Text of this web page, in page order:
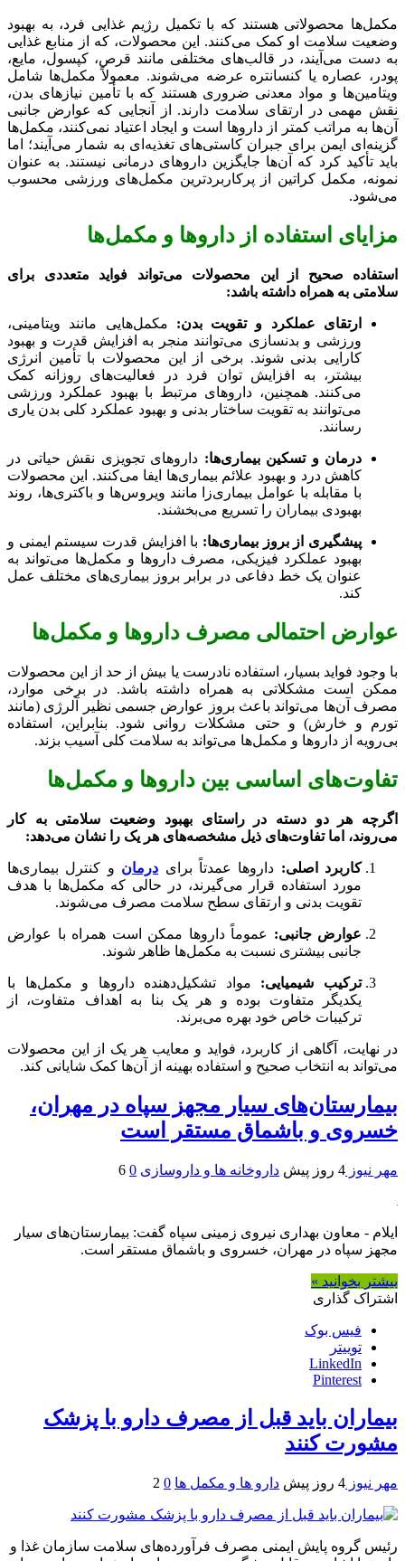
مکمل‌ها محصولاتی هستند که با تکمیل رژیم غذایی فرد، به بهبود
وضعیت سلامت او کمک می‌کنند. این محصولات، که از منابع غذایی
به دست می‌آیند، در قالب‌های مختلفی مانند قرص، کپسول، مایع،
پودر، عصاره یا کنسانتره عرضه می‌شوند. معمولاً مکمل‌ها شامل
ویتامین‌ها و مواد معدنی ضروری هستند که با تأمین نیازهای بدن،
نقش مهمی در ارتقای سلامت دارند. از آنجایی که عوارض جانبی
آن‌ها به مراتب کمتر از داروها است و ایجاد اعتیاد نمی‌کنند، مکمل‌ها
گزینه‌ای ایمن برای جبران کاستی‌های تغذیه‌ای به شمار می‌آیند؛ اما
باید تأکید کرد که آن‌ها جایگزین داروهای درمانی نیستند. به عنوان
نمونه، مکمل کراتین از پرکاربردترین مکمل‌های ورزشی محسوب
می‌شود.
مزایای استفاده از داروها و مکمل‌ها
استفاده صحیح از این محصولات می‌تواند فواید متعددی برای
سلامتی به همراه داشته باشد:
ارتقای عملکرد و تقویت بدن: مکمل‌هایی مانند ویتامینی،
ورزشی و بدنسازی می‌توانند منجر به افزایش قدرت و بهبود
کارایی بدنی شوند. برخی از این محصولات با تأمین انرژی
بیشتر، به افزایش توان فرد در فعالیت‌های روزانه کمک
می‌کنند. همچنین، داروهای مرتبط با بهبود عملکرد ورزشی
می‌توانند به تقویت ساختار بدنی و بهبود عملکرد کلی بدن یاری
رسانند.
درمان و تسکین بیماری‌ها: داروهای تجویزی نقش حیاتی در
کاهش درد و بهبود علائم بیماری‌ها ایفا می‌کنند. این محصولات
با مقابله با عوامل بیماری‌زا مانند ویروس‌ها و باکتری‌ها، روند
بهبودی بیماران را تسریع می‌بخشند.
پیشگیری از بروز بیماری‌ها: با افزایش قدرت سیستم ایمنی و
بهبود عملکرد فیزیکی، مصرف داروها و مکمل‌ها می‌تواند به
عنوان یک خط دفاعی در برابر بروز بیماری‌های مختلف عمل
کند.
عوارض احتمالی مصرف داروها و مکمل‌ها
با وجود فواید بسیار، استفاده نادرست یا بیش از حد از این محصولات
ممکن است مشکلاتی به همراه داشته باشد. در برخی موارد،
مصرف آن‌ها می‌تواند باعث بروز عوارض جسمی نظیر آلرژی (مانند
تورم و خارش) و حتی مشکلات روانی شود. بنابراین، استفاده
بی‌رویه از داروها و مکمل‌ها می‌تواند به سلامت کلی آسیب بزند.
تفاوت‌های اساسی بین داروها و مکمل‌ها
اگرچه هر دو دسته در راستای بهبود وضعیت سلامتی به کار
می‌روند، اما تفاوت‌های ذیل مشخصه‌های هر یک را نشان می‌دهد:
کاربرد اصلی: داروها عمدتاً برای درمان و کنترل بیماری‌ها
مورد استفاده قرار می‌گیرند، در حالی که مکمل‌ها با هدف
تقویت بدنی و ارتقای سطح سلامت مصرف می‌شوند.
عوارض جانبی: عموماً داروها ممکن است همراه با عوارض
جانبی بیشتری نسبت به مکمل‌ها ظاهر شوند.
ترکیب شیمیایی: مواد تشکیل‌دهنده داروها و مکمل‌ها با
یکدیگر متفاوت بوده و هر یک بنا به اهداف متفاوت، از
ترکیبات خاص خود بهره می‌برند.
در نهایت، آگاهی از کاربرد، فواید و معایب هر یک از این محصولات
می‌تواند به انتخاب صحیح و استفاده بهینه از آن‌ها کمک شایانی کند.
بیمارستان‌های سیار مجهز سپاه در مهران،
خسروی و باشماق مستقر است
مهر نیوز 4 روز پیش داروخانه ها و داروسازی 0
6
ایلام - معاون بهداری نیروی زمینی سپاه گفت: بیمارستان‌های سیار
مجهز سپاه در مهران، خسروی و باشماق مستقر است.
بیشتر بخوانید »
اشتراک گذاری
فیس بوک
توییتر
LinkedIn
Pinterest
بیماران باید قبل از مصرف دارو با پزشک
مشورت کنند
مهر نیوز 4 روز پیش دارو ها و مکمل ها 0
2
رئیس گروه پایش ایمنی مصرف فرآورده‌های سلامت سازمان غذا و